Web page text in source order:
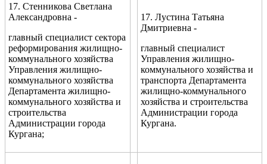
17. Стенникова Светлана
Александровна -
главный специалист сектора
реформирования жилищно-
коммунального хозяйства
Управления жилищно-
коммунального хозяйства
Департамента жилищно-
коммунального хозяйства и
строительства
Администрации города
Кургана;
17. Лустина Татьяна
Дмитриевна -
главный специалист
Управления жилищно-
коммунального хозяйства и
транспорта Департамента
жилищно-коммунального
хозяйства и строительства
Администрации города
Кургана.